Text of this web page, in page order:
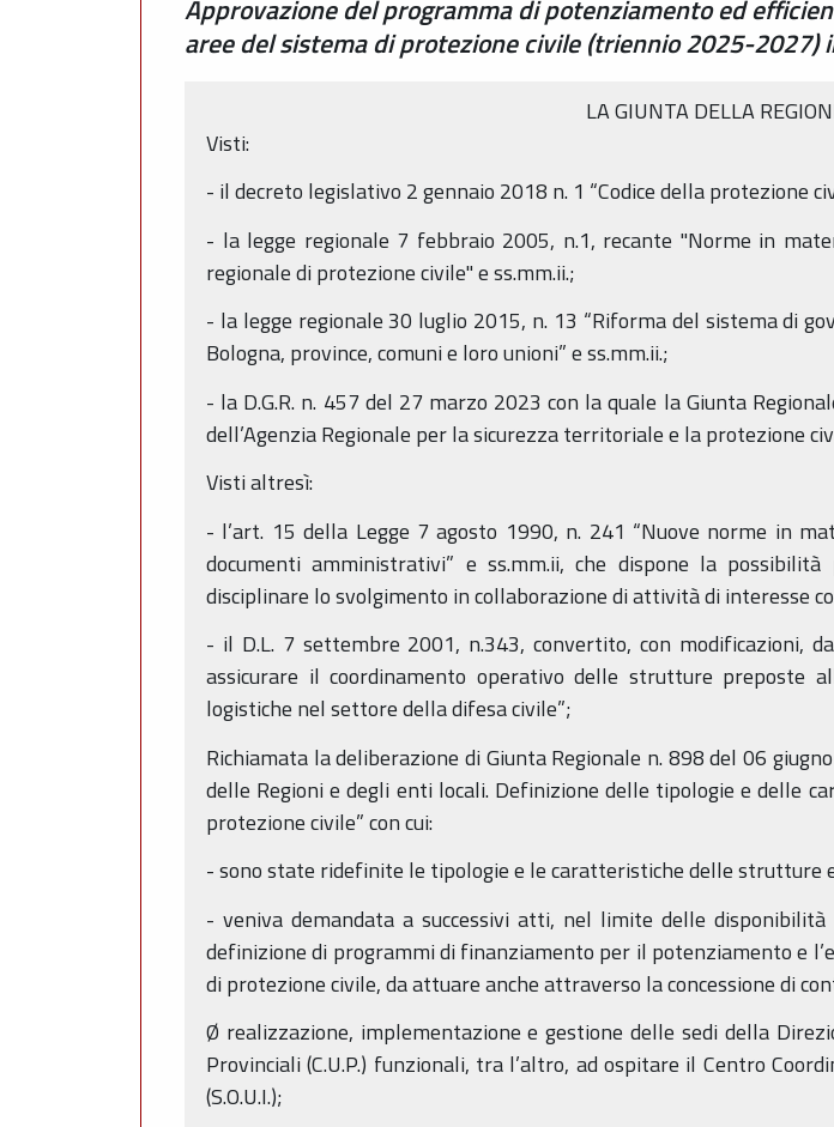
Approvazione del programma di potenziamento ed
aree del sistema di protezione civile (triennio 2025-2027)
LA GIUNTA DELLA
Visti:
- il decreto legislativo 2 gennaio 2018 n. 1 “Codice della protezione
- la legge regionale 7 febbraio 2005, n.1, recante "Norme in
regionale di protezione civile" e ss.mm.ii.;
- la legge regionale 30 luglio 2015, n. 13 “Riforma del sistema di
Bologna, province, comuni e loro unioni” e ss.mm.ii.;
- la D.G.R. n. 457 del 27 marzo 2023 con la quale la Giunta
dell’Agenzia Regionale per la sicurezza territoriale e la protezione
Visti altresì:
- l’art. 15 della Legge 7 agosto 1990, n. 241 “Nuove norme in
documenti amministrativi” e ss.mm.ii, che dispone la
disciplinare lo svolgimento in collaborazione di attività di interesse
- il D.L. 7 settembre 2001, n.343, convertito, con modificazioni,
assicurare il coordinamento operativo delle strutture
logistiche nel settore della difesa civile”;
Richiamata la deliberazione di Giunta Regionale n. 898 del 06
delle Regioni e degli enti locali. Definizione delle tipologie e delle
protezione civile” con cui:
- sono state ridefinite le tipologie e le caratteristiche delle strutture
- veniva demandata a successivi atti, nel limite delle
definizione di programmi di finanziamento per il potenziamento e
di protezione civile, da attuare anche attraverso la concessione di
Ø realizzazione, implementazione e gestione delle sedi della
Provinciali (C.U.P.) funzionali, tra l’altro, ad ospitare il Centro
(S.O.U.I.);